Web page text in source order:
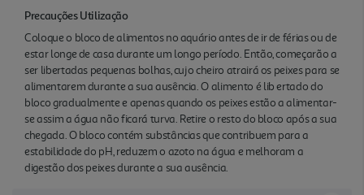
Precauções Utilização
Coloque o bloco de alimentos no aquário antes de ir de férias ou de
estar longe de casa durante um longo período. Então, começarão a
ser libertadas pequenas bolhas, cujo cheiro atrairá os peixes para se
alimentarem durante a sua ausência. O alimento é lib ertado do
bloco gradualmente e apenas quando os peixes estão a alimentar-
se assim a água não ficará turva. Retire o resto do bloco após a sua
chegada. O bloco contém substâncias que contribuem para a
estabilidade do pH, reduzem o azoto na água e melhoram a
digestão dos peixes durante a sua ausência.